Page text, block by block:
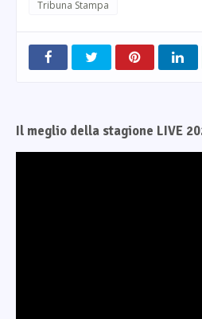
Tribuna Stampa
Il meglio della stagione LIVE